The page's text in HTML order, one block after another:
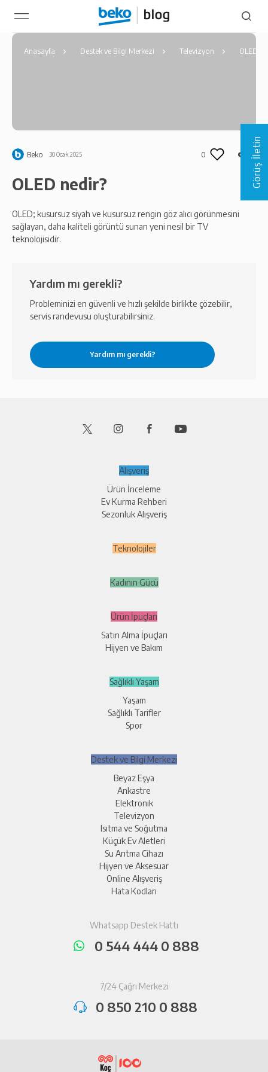
Anasayfa Destek ve Bilgi Merkezi Televizyon OLED
Beko 30 Ocak 2025 0
OLED nedir?
OLED; kusursuz siyah ve kusursuz rengin göz alıcı görünmesini
sağlayan, daha kaliteli görüntü sunan yeni nesil bir TV
teknolojisidir.
Yardım mı gerekli?
Probleminizi en güvenli ve hızlı şekilde birlikte çözebilir,
servis randevusu oluşturabilirsiniz.
Alışveriş
Ürün İnceleme
Ev Kurma Rehberi
Sezonluk Alışveriş
Teknolojiler
Kadının Gücü
Ürün İpuçları
Satın Alma İpuçları
Hijyen ve Bakım
Sağlıklı Yaşam
Yaşam
Sağlıklı Tarifler
Spor
Destek ve Bilgi Merkezi
Beyaz Eşya
Ankastre
Elektronik
Televizyon
Isıtma ve Soğutma
Küçük Ev Aletleri
Su Arıtma Cihazı
Hijyen ve Aksesuar
Online Alışveriş
Hata Kodları
Whatsapp Destek Hattı
0 544 444 0 888
7/24 Çağrı Merkezi
0 850 210 0 888
Görüş İletin